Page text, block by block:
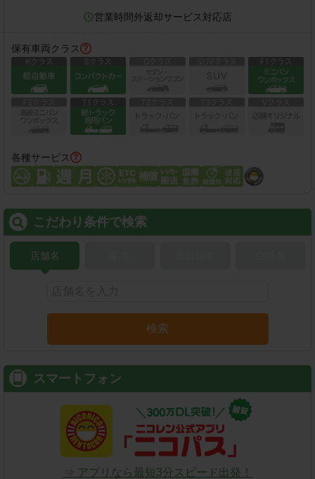
営業時間外返却サービス対応店
保有車両クラス
各種サービス
こだわり条件で検索
店舗名
検索
スマートフォン
⇒ アプリなら最短3分スピード出発！